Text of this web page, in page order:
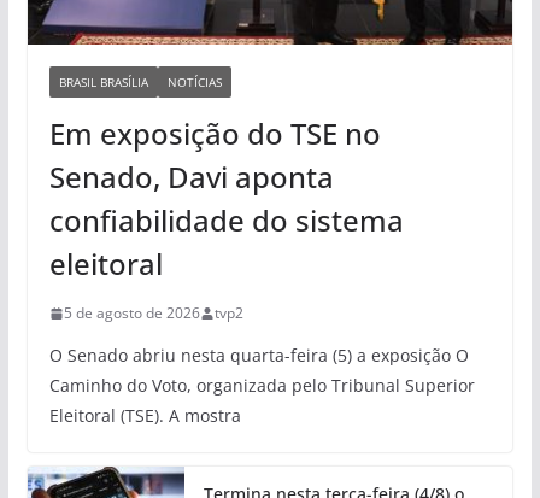
BRASIL BRASÍLIA NOTÍCIAS
Em exposição do TSE no
Senado, Davi aponta
confiabilidade do sistema
eleitoral
5 de agosto de 2026 tvp2
O Senado abriu nesta quarta-feira (5) a exposição O
Caminho do Voto, organizada pelo Tribunal Superior
Eleitoral (TSE). A mostra